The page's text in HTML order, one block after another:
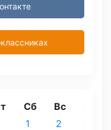
Сб Вс
1
2